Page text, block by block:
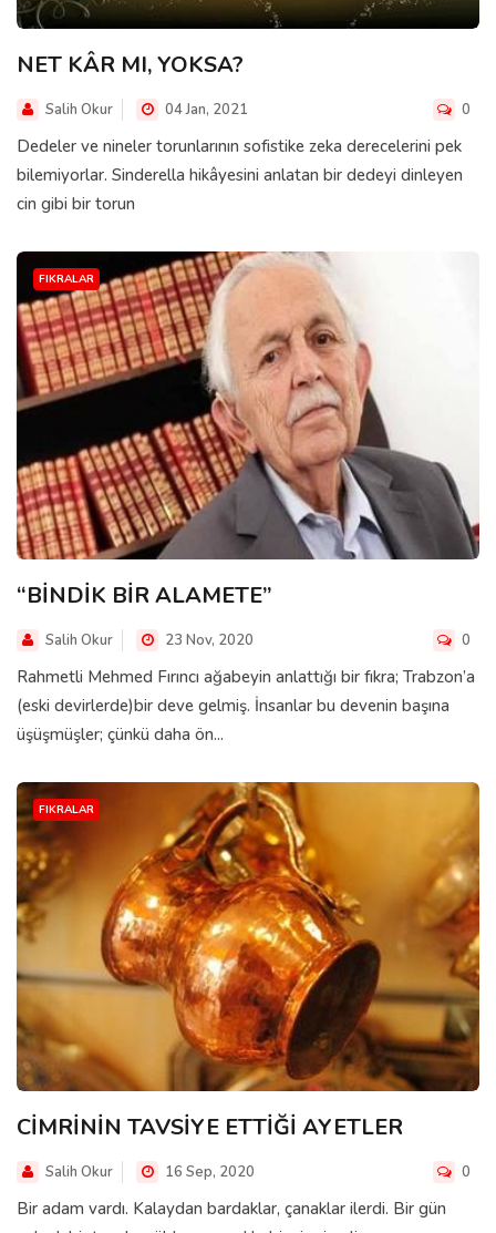
NET KÂR MI, YOKSA?
Salih Okur 04 Jan, 2021 0
Dedeler ve nineler torunlarının sofistike zeka derecelerini pek
bilemiyorlar. Sinderella hikâyesini anlatan bir dedeyi dinleyen
cin gibi bir torun
FIKRALAR
“BİNDİK BİR ALAMETE”
Salih Okur 23 Nov, 2020 0
Rahmetli Mehmed Fırıncı ağabeyin anlattığı bir fıkra; Trabzon’a
(eski devirlerde)bir deve gelmiş. İnsanlar bu devenin başına
üşüşmüşler; çünkü daha ön...
FIKRALAR
CİMRİNİN TAVSİYE ETTİĞİ AYETLER
Salih Okur 16 Sep, 2020 0
Bir adam vardı. Kalaydan bardaklar, çanaklar ilerdi. Bir gün